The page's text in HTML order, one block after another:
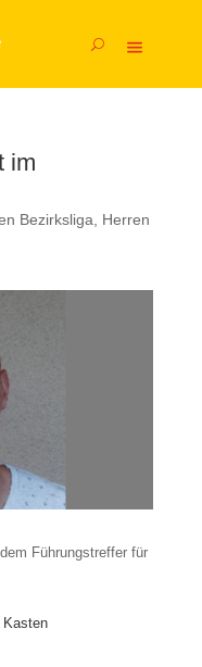
im
Bezirksliga
Herren
Führungstreffer für
Kasten